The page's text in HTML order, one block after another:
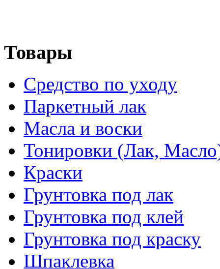
Товары
Средство по уходу
Паркетный лак
Масла и воски
Тонировки (Лак,
Краски
Грунтовка под лак
Грунтовка под клей
Грунтовка под краску
Шпаклевка